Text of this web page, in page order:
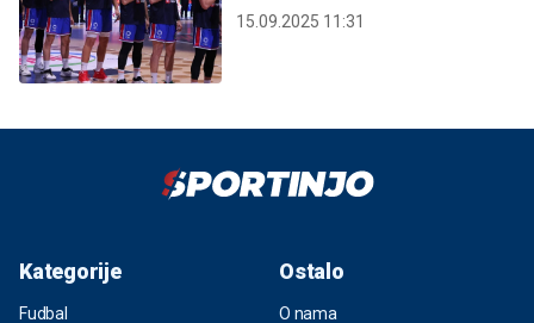
15.09.2025 11:31
Kategorije
Fudbal
Ostalo
O nama